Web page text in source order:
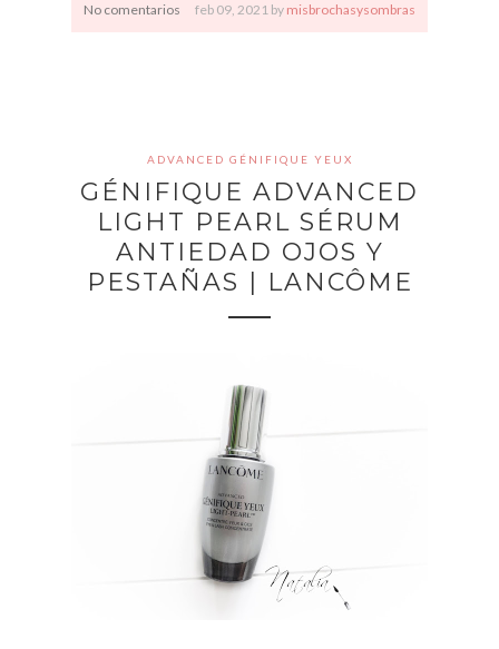
No comentarios feb 09, 2021 by misbrochasysombras
ADVANCED GÉNIFIQUE YEUX
GÉNIFIQUE ADVANCED
LIGHT PEARL SÉRUM
ANTIEDAD OJOS Y
PESTAÑAS | LANCÔME